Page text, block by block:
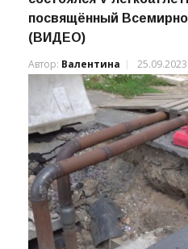
Праздник бега и
состоялся V
(ВИДЕО)
Автор: Валентина 25.09.2023